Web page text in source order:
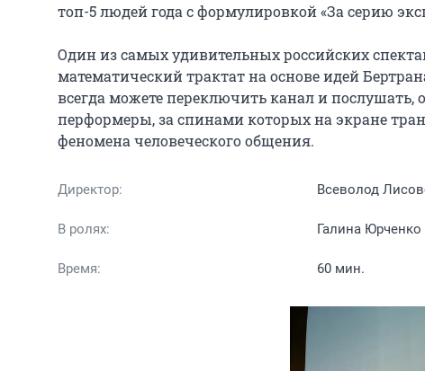
топ-5 людей года с формулировкой «За серию
Один из самых удивительных российских
математический трактат на основе идей
всегда можете переключить канал и
перформеры, за спинами которых на экране
феномена человеческого общения.
Директор: Всеволод
В ролях: Галина Юрченко
Время: 60 мин.